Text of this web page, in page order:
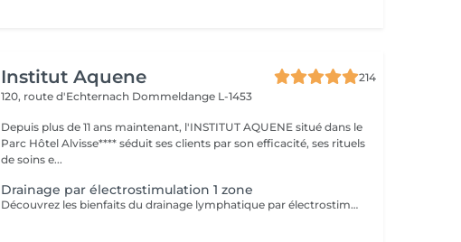
Institut Aquene
214
120, route d'Echternach Dommeldange L-1453
Depuis plus de 11 ans maintenant, l'INSTITUT AQUENE situé dans le
Parc Hôtel Alvisse**** séduit ses clients par son efficacité, ses rituels
de soins e...
Drainage par électrostimulation 1 zone
Découvrez les bienfaits du drainage lymphatique par électrostimulation, une méthode innovante qui: - stimule la circulation lymphatique, - réduit les gonflements, - améliore la détoxification du corps et -favorise une sensation de légèreté. Idéal pour améliorer le bien-être et optimiser la perte de poids. Sans douleur, venez profitez d'un moment de détente bien mérité, tout en stimulant de l'intérieur votre corps et perdant des calories. 1 zone correspond au : ventre ou cuisses (les 2) ou bras.